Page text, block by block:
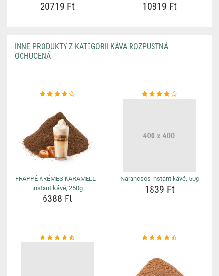
20719 Ft 10819 Ft
INNE PRODUKTY Z KATEGORII KÁVA ROZPUSTNÁ
OCHUCENÁ
FRAPPÉ KRÉMES KARAMELL -
instant kávé, 250g
6388 Ft
Narancsos instant kávé, 50g
1839 Ft